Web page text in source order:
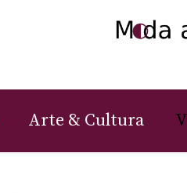
Arte & Cultura